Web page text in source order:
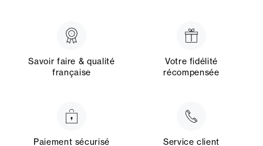
Savoir faire & qualité
française
Votre fidélité
récompensée
Paiement sécurisé
Service client